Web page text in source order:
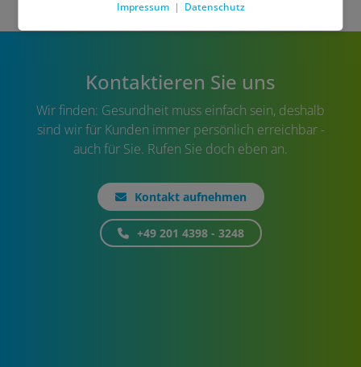
Kontaktieren Sie uns
Wir finden: Gesundheit muss einfach sein, deshalb
sind wir für Kunden immer persönlich erreichbar -
auch für Sie. Rufen Sie doch eben an.
Kontakt aufnehmen
+49 201 4398 - 3248
Impressum | Datenschutz